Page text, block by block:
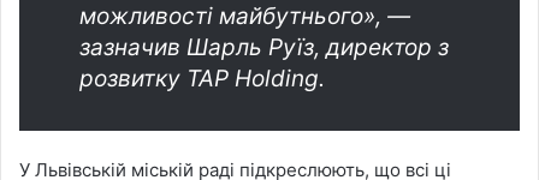
можливості майбутнього», —
зазначив Шарль Руїз, директор з
розвитку TAP Holding.
У Львівській міській раді підкреслюють, що всі ці